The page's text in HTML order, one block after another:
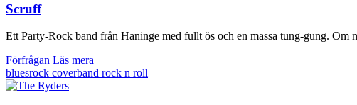
Scruff
Ett Party-Rock band från Haninge med fullt ös och en massa tung-gung.
Förfrågan Läs mera
bluesrock coverband rock n roll